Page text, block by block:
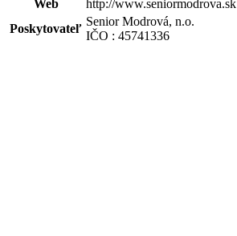
Web
http://www.seniormodrova.sk
Poskytovateľ
Senior Modrová, n.o.
IČO : 45741336